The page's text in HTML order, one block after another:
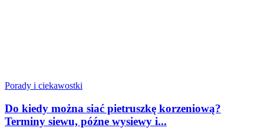
Porady i ciekawostki
Do kiedy można siać pietruszkę korzeniową?
Terminy siewu, późne wysiewy i...